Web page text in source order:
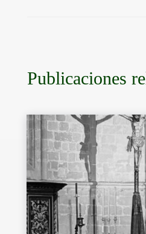
Publicaciones